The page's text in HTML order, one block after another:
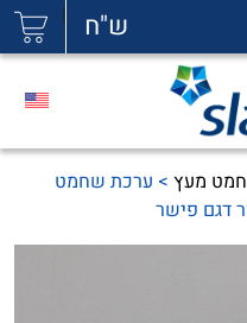
| ש"ח
מעץ > ערכת שחמט
דגם פישר